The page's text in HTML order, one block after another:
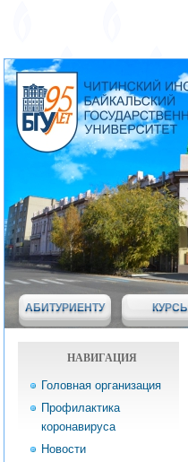
АБИТУРИЕНТУ
НАВИГАЦИЯ
Головная организация
Профилактика
коронавируса
Новости